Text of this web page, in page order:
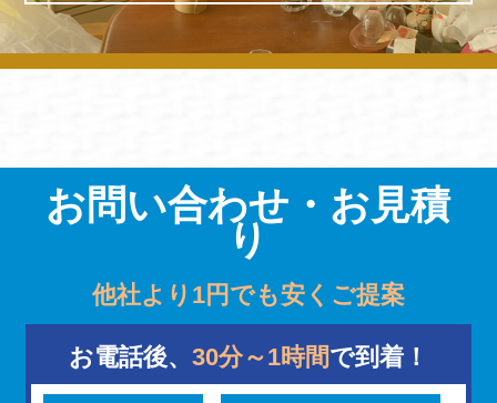
お問い合わせ・お見積
り
他社より1円でも安くご提案
お電話後、 30分～1時間で到着！